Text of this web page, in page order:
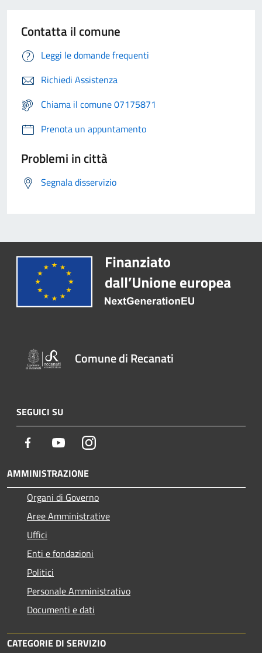
Contatta il comune
Leggi le domande frequenti
Richiedi Assistenza
Chiama il comune 07175871
Prenota un appuntamento
Problemi in città
Segnala disservizio
Comune di Recanati
SEGUICI SU
Facebook YoutubeInstagram
AMMINISTRAZIONE
Organi di Governo
Aree Amministrative
Uffici
Enti e fondazioni
Politici
Personale Amministrativo
Documenti e dati
CATEGORIE DI SERVIZIO